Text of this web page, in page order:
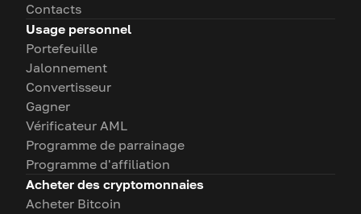
Contacts
Usage personnel
Portefeuille
Jalonnement
Convertisseur
Gagner
Vérificateur AML
Programme de parrainage
Programme d'affiliation
Acheter des cryptomonnaies
Acheter Bitcoin